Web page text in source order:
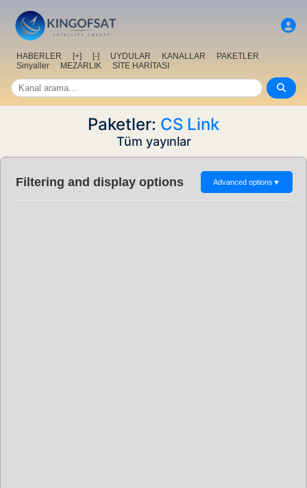
HABERLER [+] [-] UYDULAR KANALLAR
PAKETLER
Sinyaller
MEZARLIK SİTE HARİTASI
Paketler: CS Link
Tüm yayınlar
Filtering and display options Advanced options ▼